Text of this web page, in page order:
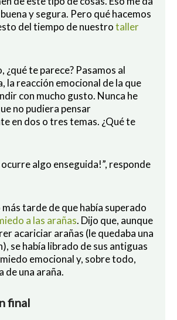
y segura. Pero qué hacemos
del tiempo de nuestrotaller
¿qué te parece? Pasamos al
la reacción emocional de la que
con mucho gusto. Nunca he
no pudiera pensar
en dos o tres temas. ¿Qué te
ocurre algo enseguida!”, responde
tarde de que había superado
a las arañas. Dijo que, aunque
acariciar arañas (le quedaba una
se había librado de sus antiguas
emocional y, sobre todo,
de una araña.
final